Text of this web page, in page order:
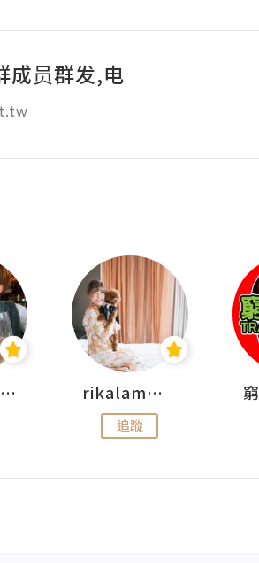
成员群发,电
思思賢 ChillMyBabe rikalammm
追蹤